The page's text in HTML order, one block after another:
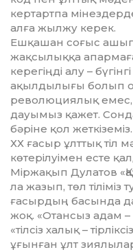
кертартпа
алға жылжу керек.
Ешқашан соғыс
жақсылыққа
керегіңді алу –
ақылдылығы болып
револю­ция­лық
дауы­мыз қажет. Сонда
бәріне қол
ХХ ғасыр ұлттық тіл
көтерілуімен есте
Міржақып Ду­­латов
ла жазып, төл тіліміз
ғасырдың басында
жоқ. «Отансыз адам –
«тілсіз халық –
ұғынған ұлт